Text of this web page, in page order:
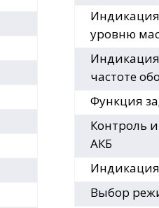
уровню
частоте
Функция
Контроль
АКБ
Выбор